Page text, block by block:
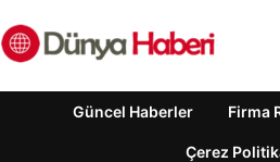
Güncel Haberler Firma
Çerez